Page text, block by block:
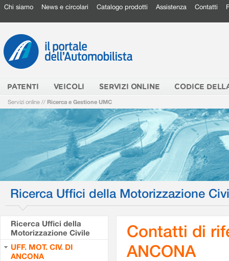
Chi siamo News e circolari Catalogo prodotti Assistenza Contatti
PATENTI VEICOLI SERVIZI ONLINE CODICE
Servizi online // Ricerca e Gestione UMC
Ricerca Uffici della Motorizzazione
Ricerca Uffici della
Motorizzazione Civile
UFF. MOT. CIV. DI
ANCONA
Contatti di
ANCONA